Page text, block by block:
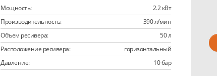
Мощность:
2.2 кВт
Производительность:
390 л/мин
Объем ресивера:
50 л
Расположение ресивера:
горизонтальный
Давление:
10 бар